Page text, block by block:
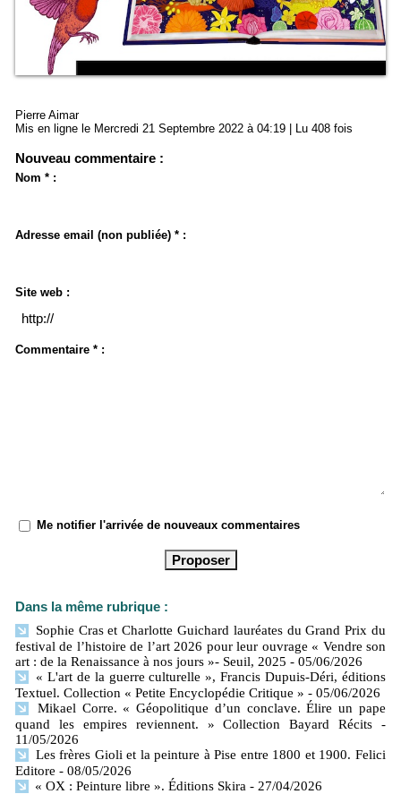
Pierre Aimar
Mis en ligne le Mercredi 21 Septembre 2022 à 04:19 | Lu 408 fois
Nouveau commentaire :
Nom * :
Adresse email (non publiée) * :
Site web :
Commentaire * :
Me notifier l'arrivée de nouveaux commentaires
Dans la même rubrique :
Sophie Cras et Charlotte Guichard lauréates du Grand Prix du
festival de l’histoire de l’art 2026 pour leur ouvrage « Vendre son
art : de la Renaissance à nos jours »- Seuil, 2025 - 05/06/2026
« L'art de la guerre culturelle », Francis Dupuis-Déri, éditions
Textuel. Collection « Petite Encyclopédie Critique » - 05/06/2026
Mikael Corre. « Géopolitique d’un conclave. Élire un pape
quand les empires reviennent. » Collection Bayard Récits
-
11/05/2026
Les frères Gioli et la peinture à Pise entre 1800 et 1900. Felici
Editore - 08/05/2026
« OX : Peinture libre ». Éditions Skira - 27/04/2026